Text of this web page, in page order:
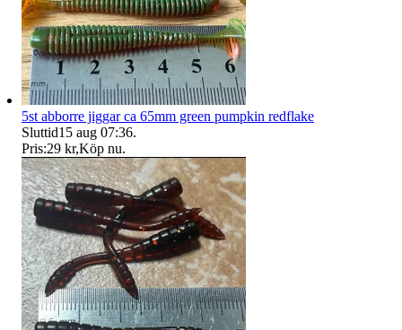
5st abborre jiggar ca 65mm green pumpkin redflake
Sluttid15 aug 07:36.
Pris:29 kr,Köp nu.